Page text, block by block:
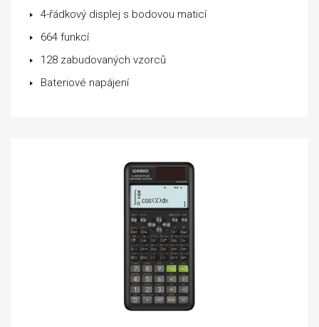
4-řádkový displej s bodovou maticí
664 funkcí
128 zabudovaných vzorců
Bateriové napájení